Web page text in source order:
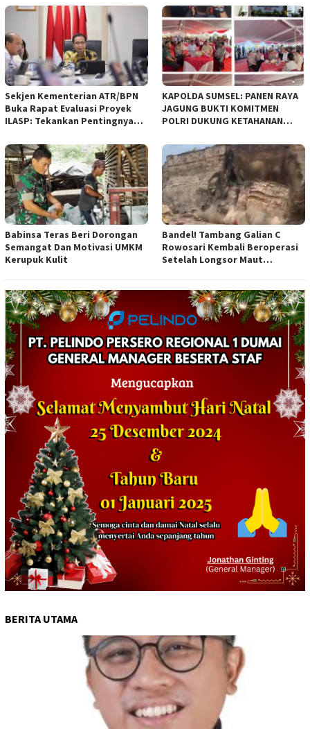
empat Rancangan Peraturan
Daerah (Raperda) yang
diajukan Pemerintah Kota
Bandung
Sekjen Kementerian ATR/BPN
Buka Rapat Evaluasi Proyek
ILASP: Tekankan Pentingnya
Anggaran
KAPOLDA SUMSEL: PANEN RAYA
JAGUNG BUKTI KOMITMEN
POLRI DUKUNG KETAHANAN
Babinsa Teras Beri Dorongan
Semangat Dan Motivasi UMKM
Kerupuk Kulit
Bandel! Tambang Galian C
Rowosari Kembali Beroperasi
Setelah Longsor Maut
BERITA UTAMA